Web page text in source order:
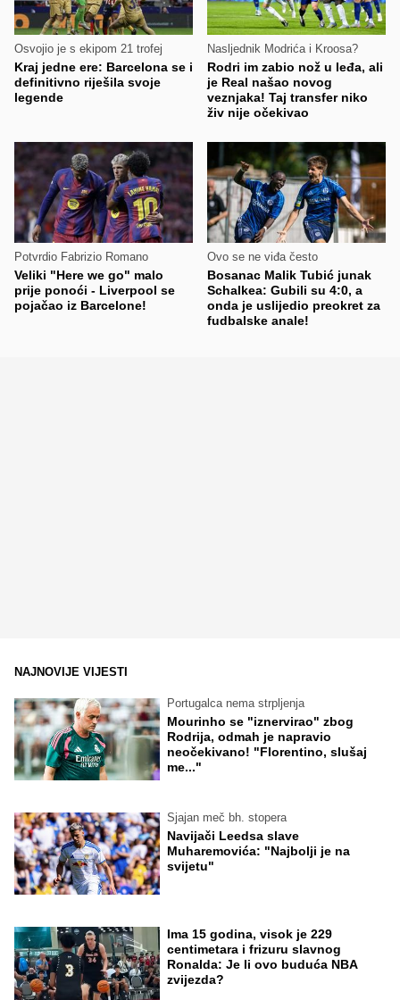
Osvojio je s ekipom 21 trofej
Kraj jedne ere: Barcelona se i
definitivno riješila svoje
legende
Nasljednik Modrića i Kroosa?
Rodri im zabio nož u leđa, ali
je Real našao novog
veznjaka! Taj transfer niko
živ nije očekivao
Potvrdio Fabrizio Romano
Veliki "Here we go" malo
prije ponoći - Liverpool se
pojačao iz Barcelone!
Ovo se ne viđa često
Bosanac Malik Tubić junak
Schalkea: Gubili su 4:0, a
onda je uslijedio preokret za
fudbalske anale!
NAJNOVIJE VIJESTI
Portugalca nema strpljenja
Mourinho se "iznervirao" zbog
Rodrija, odmah je napravio
neočekivano! "Florentino, slušaj
me..."
Sjajan meč bh. stopera
Navijači Leedsa slave
Muharemovića: "Najbolji je na
svijetu"
Ima 15 godina, visok je 229
centimetara i frizuru slavnog
Ronalda: Je li ovo buduća NBA
zvijezda?